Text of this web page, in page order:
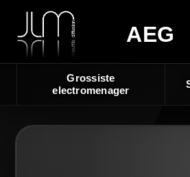
AEG
Grossiste
electromenager